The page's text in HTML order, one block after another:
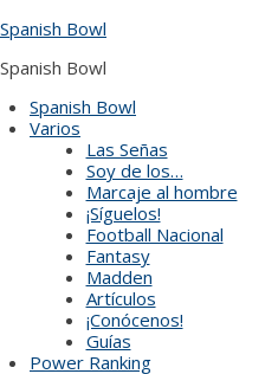
to
Spanish Bowl
Spanish Bowl
Spanish Bowl
Varios
Las Señas
Soy de los…
Marcaje al hombre
¡Síguelos!
Football Nacional
Fantasy
Madden
Artículos
¡Conócenos!
Guías
Power Ranking